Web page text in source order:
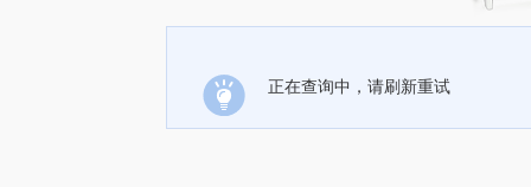
正在查询中，请刷新重试